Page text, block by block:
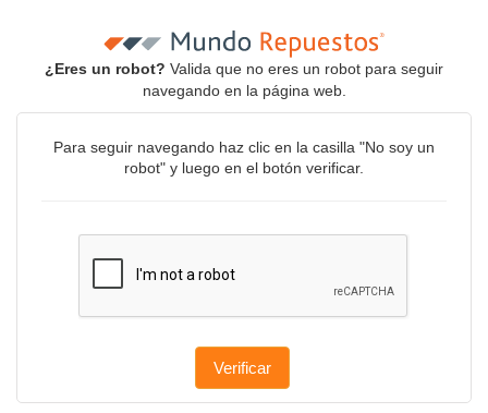
¿Eres un robot? Valida que no eres un robot para seguir
navegando en la página web.
Para seguir navegando haz clic en la casilla "No soy un
robot" y luego en el botón verificar.
Verificar